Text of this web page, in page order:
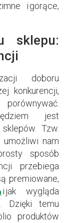
i gorące,
sklepu:
doboru
konkurencji,
jest
Tzw.
umożliwi nam
sposób
przebiega
premiowane,
i jak wygląda
Dzięki temu
produktów